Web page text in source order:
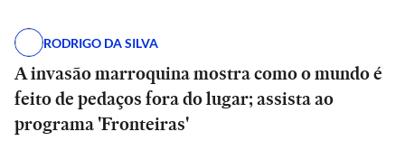
RODRIGO DA SILVA
A invasão marroquina mostra como o mundo é
feito de pedaços fora do lugar; assista ao
programa 'Fronteiras'